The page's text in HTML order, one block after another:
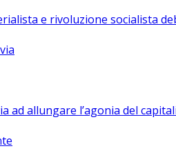
e rivoluzione socialista
ad allungare l’agonia del